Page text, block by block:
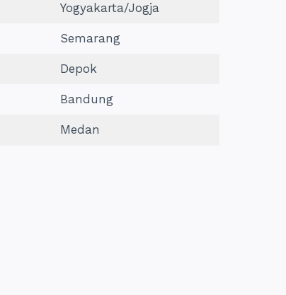
Yogyakarta/Jogja
Semarang
Depok
Bandung
Medan